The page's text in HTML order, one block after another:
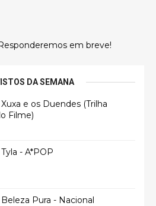
em breve!
DA SEMANA
e os Duendes (Trilha
Filme)
- A*POP
Pura - Nacional